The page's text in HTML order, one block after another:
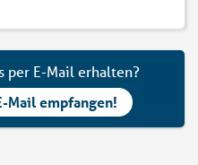
per E-Mail erhalten?
Mail empfangen!